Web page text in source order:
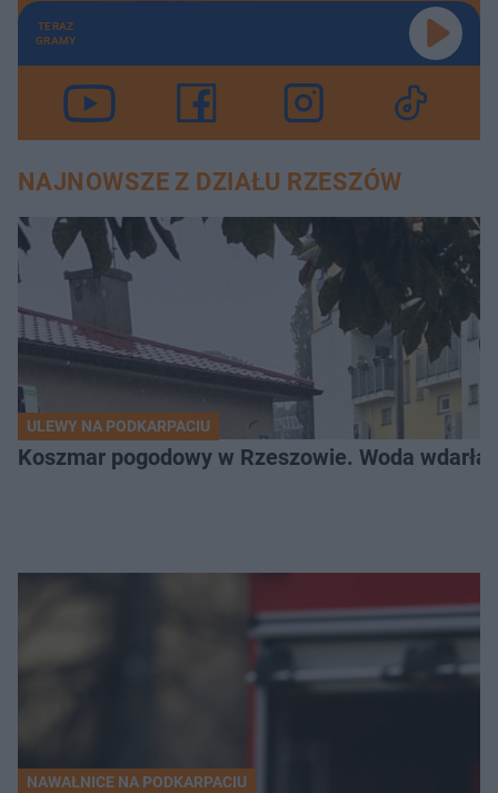
TERAZ
GRAMY
NAJNOWSZE Z DZIAŁU RZESZÓW
ULEWY NA PODKARPACIU
Koszmar pogodowy w Rzeszowie. Woda
NAWAŁNICE NA PODKARPACIU